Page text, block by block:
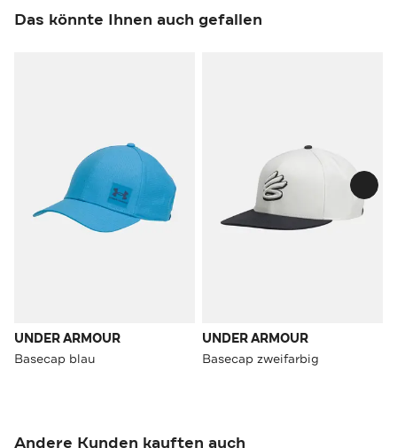
Das könnte Ihnen auch gefallen
UNDER ARMOUR
Basecap blau
UNDER ARMOUR
Basecap zweifarbig
Andere Kunden kauften auch